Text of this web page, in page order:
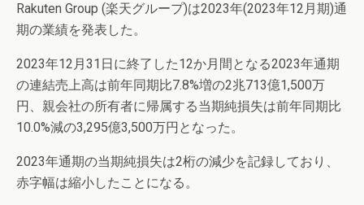
Rakuten Group (楽天グループ)は2023年(2023年12月期)通
期の業績を発表した。
2023年12月31日に終了した12か月間となる2023年通期
の連結売上高は前年同期比7.8%増の2兆713億1,500万
円、親会社の所有者に帰属する当期純損失は前年同期比
10.0%減の3,295億3,500万円となった。
2023年通期の当期純損失は2桁の減少を記録しており、
赤字幅は縮小したことになる。